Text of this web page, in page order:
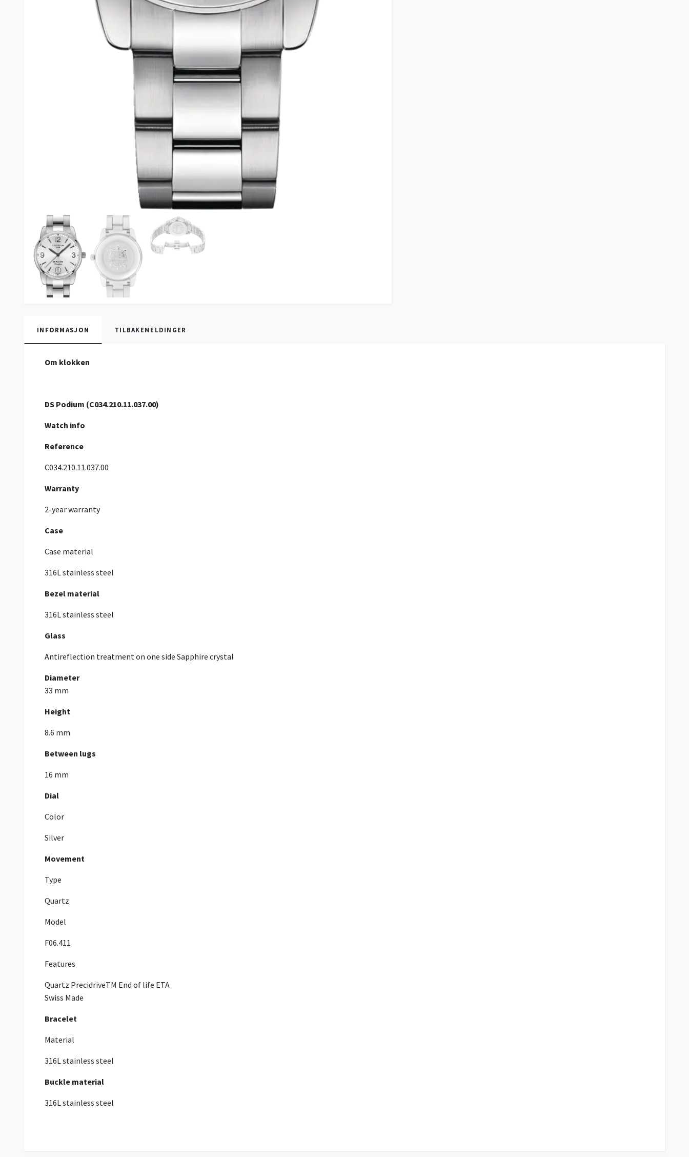
INFORMASJON TILBAKEMELDINGER
Om klokken
DS Podium (C034.210.11.037.00)
Watch info
Reference
C034.210.11.037.00
Warranty
2-year warranty
Case
Case material
316L stainless steel
Bezel material
316L stainless steel
Glass
Antireflection treatment on one side Sapphire crystal
Diameter
33 mm
Height
8.6 mm
Between lugs
16 mm
Dial
Color
Silver
Movement
Type
Quartz
Model
F06.411
Features
Quartz PrecidriveTM End of life ETA
Swiss Made
Bracelet
Material
316L stainless steel
Buckle material
316L stainless steel